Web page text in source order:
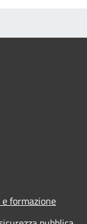
e formazione